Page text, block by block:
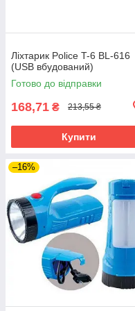
Ліхтарик Police T-6 BL-616
(USB вбудований)
Готово до відправки
168,71 ₴ 213,55 ₴
Купити
–16%